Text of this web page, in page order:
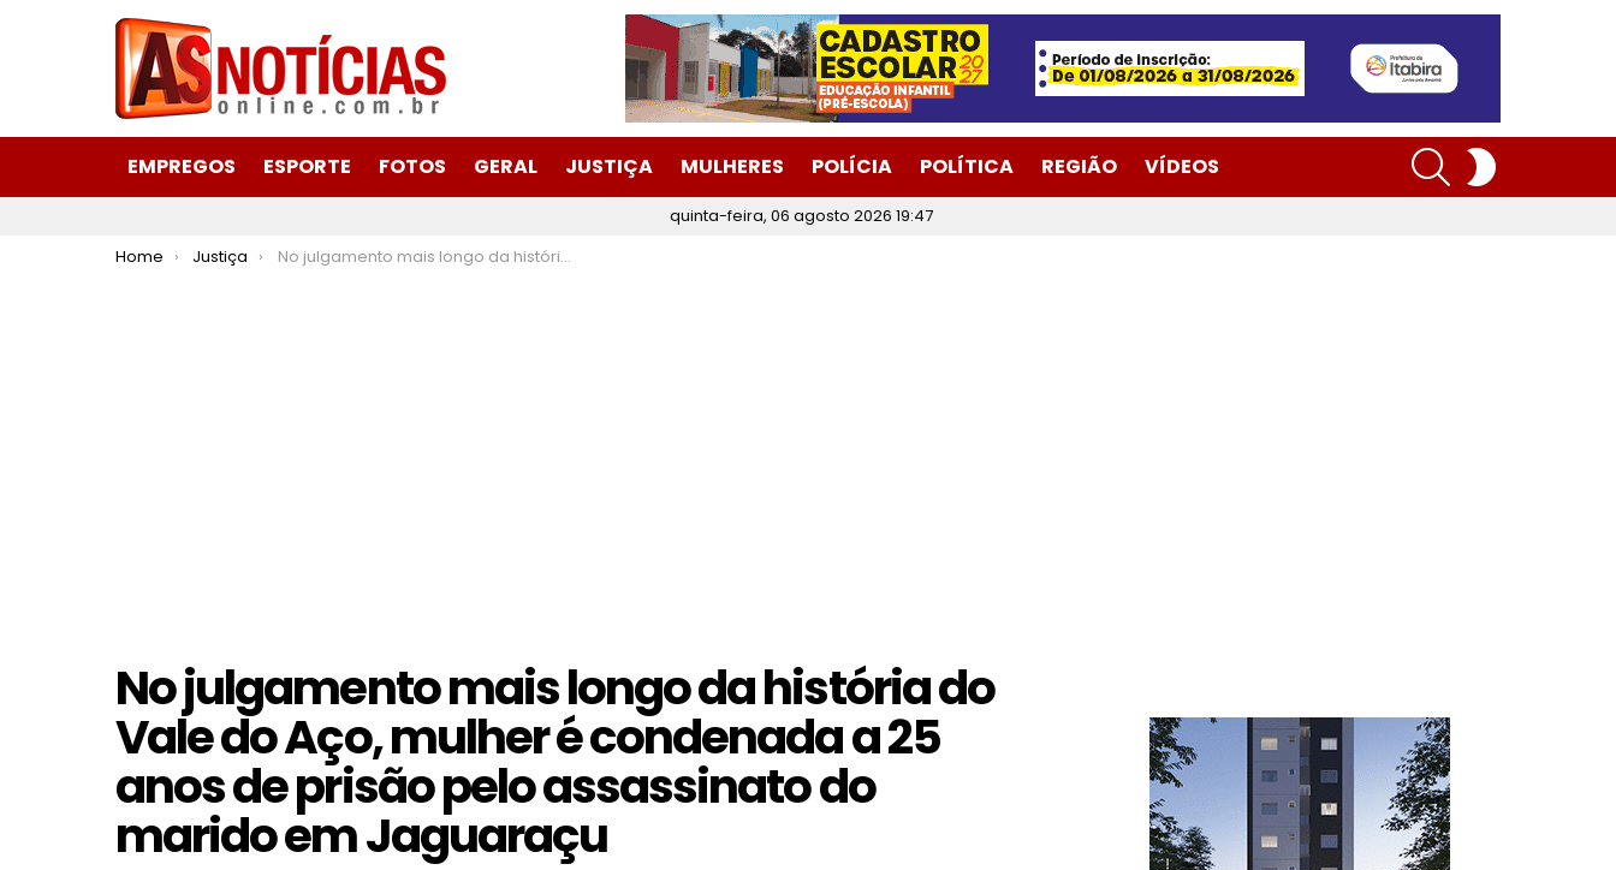
EMPREGOS ESPORTE FOTOS GERAL JUSTIÇA MULHERES POLÍCIA POLÍTICA REGIÃO VÍDEOS
SEARCH
quinta-feira, 06 agosto 2026 19:47
You are here:
Home Justiça No julgamento mais longo da história do Vale do Aço, mulher é condenada a 25 anos de prisão pelo assassinato do marido em Jaguaraçu
No julgamento mais longo da história do
Vale do Aço, mulher é condenada a 25
anos de prisão pelo assassinato do
marido em Jaguaraçu